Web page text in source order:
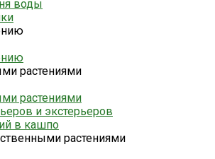
воды
растениями
растениями
и экстерьеров
в кашпо
растениями